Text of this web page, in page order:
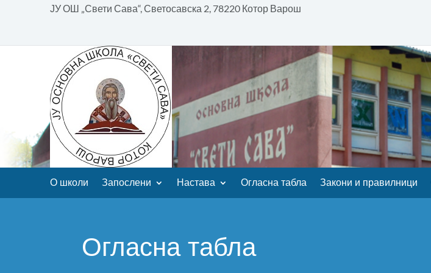
ЈУ ОШ „Свети Сава“, Светосавска 2, 78220 Котор Варош
О школи Запослени Настава Огласна табла Закони и правилници
Огласна табла